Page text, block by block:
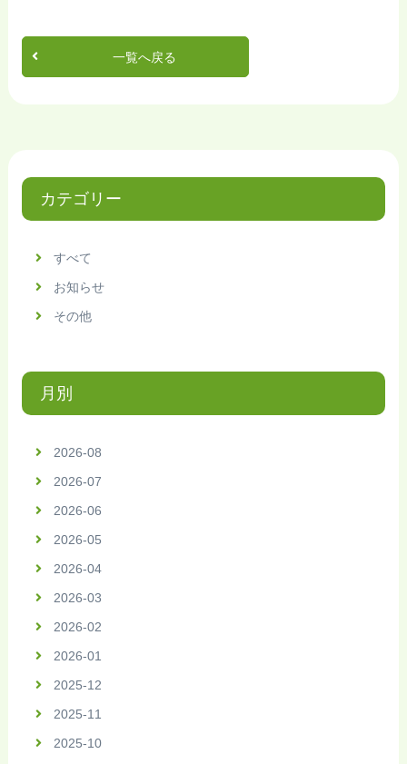
一覧へ戻る
カテゴリー
すべて
お知らせ
その他
月別
2026-08
2026-07
2026-06
2026-05
2026-04
2026-03
2026-02
2026-01
2025-12
2025-11
2025-10